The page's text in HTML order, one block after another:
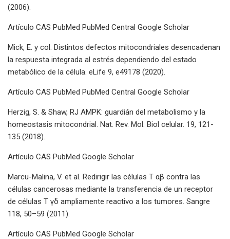
(2006).
Artículo CAS PubMed PubMed Central Google Scholar
Mick, E. y col. Distintos defectos mitocondriales desencadenan
la respuesta integrada al estrés dependiendo del estado
metabólico de la célula. eLife 9, e49178 (2020).
Artículo CAS PubMed PubMed Central Google Scholar
Herzig, S. & Shaw, RJ AMPK: guardián del metabolismo y la
homeostasis mitocondrial. Nat. Rev. Mol. Biol celular. 19, 121-
135 (2018).
Artículo CAS PubMed Google Scholar
Marcu-Malina, V. et al. Redirigir las células T αβ contra las
células cancerosas mediante la transferencia de un receptor
de células T γδ ampliamente reactivo a los tumores. Sangre
118, 50–59 (2011).
Artículo CAS PubMed Google Scholar